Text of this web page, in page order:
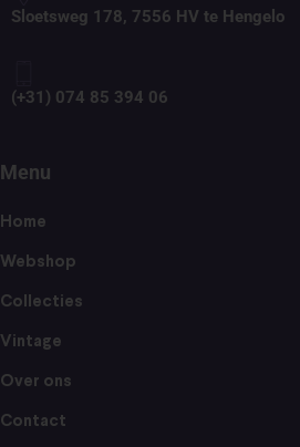
Sloetsweg 178, 7556 HV te Hengelo
(+31) 074 85 394 06
Menu
Home
Webshop
Collecties
Vintage
Over ons
Contact